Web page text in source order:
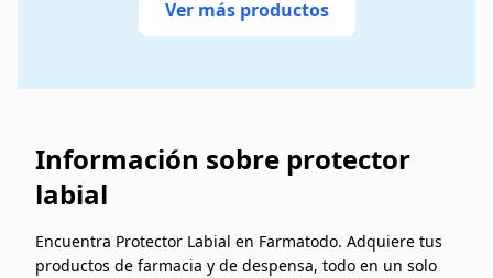
Ver más productos
Información sobre protector
labial
Encuentra Protector Labial en Farmatodo. Adquiere tus
productos de farmacia y de despensa, todo en un solo